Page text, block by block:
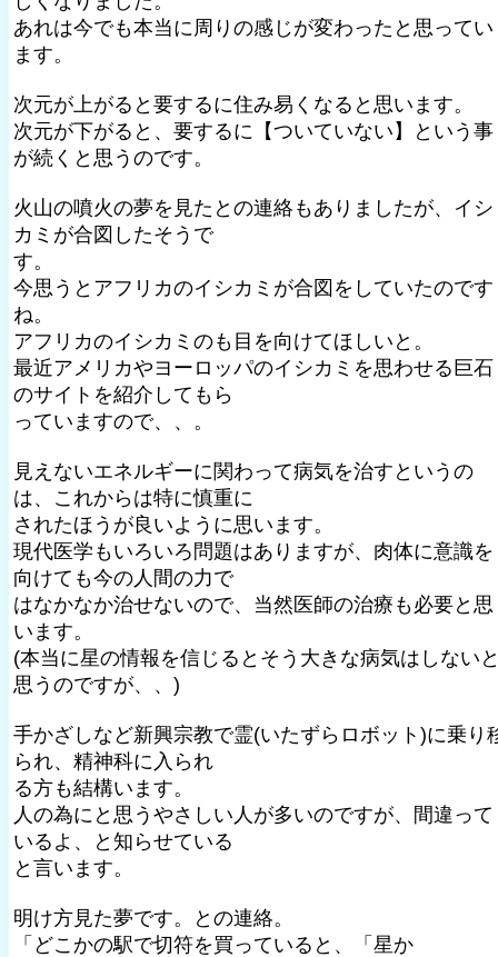
あれは今でも本当に周りの感じが変わったと思ってい
ます。
次元が上がると要するに住み易くなると思います。
次元が下がると、要するに【ついていない】という事
が続くと思うのです。
火山の噴火の夢を見たとの連絡もありましたが、イシ
カミが合図したそうで
す。
今思うとアフリカのイシカミが合図をしていたのです
ね。
アフリカのイシカミのも目を向けてほしいと。
最近アメリカやヨーロッパのイシカミを思わせる巨石
のサイトを紹介してもら
っていますので、、。
見えないエネルギーに関わって病気を治すというの
は、これからは特に慎重に
されたほうが良いように思います。
現代医学もいろいろ問題はありますが、肉体に意識を
向けても今の人間の力で
はなかなか治せないので、当然医師の治療も必要と思
います。
(本当に星の情報を信じるとそう大きな病気はしない
思うのですが、、)
手かざしなど新興宗教で霊(いたずらロボット)に乗り
られ、精神科に入られ
る方も結構います。
人の為にと思うやさしい人が多いのですが、間違って
いるよ、と知らせている
と言います。
明け方見た夢です。との連絡。
「どこかの駅で切符を買っていると、「星か